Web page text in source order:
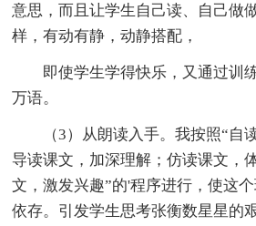
意思，而且让学生自己读、自己做
样，有动有静，动静搭配，
即使学生学得快乐，又通过训
万语。
（3）从朗读入手。我按照“自读
导读课文，加深理解；仿读课文，
文，激发兴趣”的'程序进行，使这
依存。引发学生思考张衡数星星的